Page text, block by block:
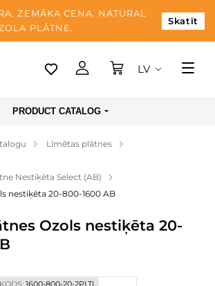
ZEMĀKA CENA. NATURAL
PLĀTNE.
Skatīt
LV
PRODUCT CATALOG
Līmētas plātnes
Nestiķēta Select (AB)
nestiķēta 20-800-1600 AB
Ozols nestiķēta 20-
1600-800-20-2PLTL